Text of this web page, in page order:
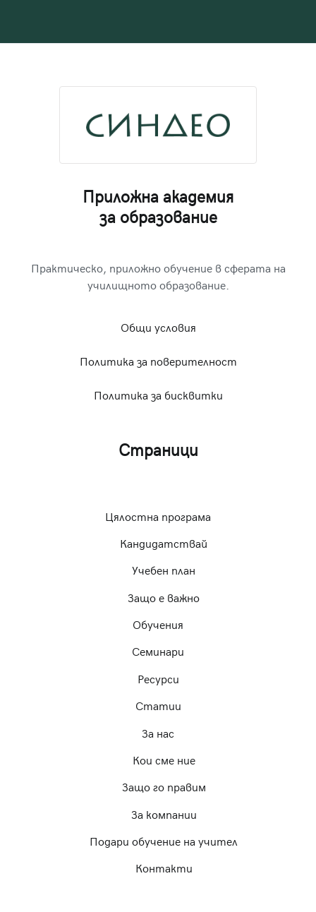
Приложна академия
за образование
Практическо, приложно обучение в сферата на
училищното образование.
Общи условия
Политика за поверителност
Политика за бисквитки
Страници
Цялостна програма
Кандидатствай
Учебен план
Защо е важно
Обучения
Семинари
Ресурси
Статии
За нас
Кои сме ние
Защо го правим
За компании
Подари обучение на учител
Контакти